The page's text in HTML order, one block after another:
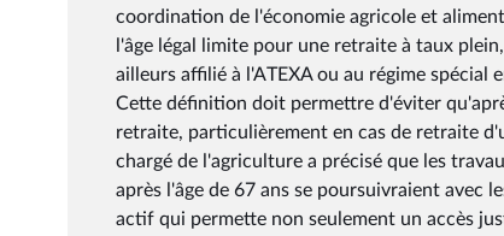
coordination de l'économie agricole et
l'âge légal limite pour une retraite à taux
ailleurs affilié à l'ATEXA ou au régime spécial
Cette définition doit permettre d'éviter
retraite, particulièrement en cas de retraite
chargé de l'agriculture a précisé que les
après l'âge de 67 ans se poursuivraient
actif qui permette non seulement un accès